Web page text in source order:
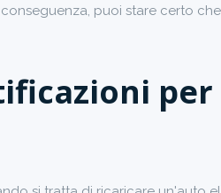
puoi stare certo
per